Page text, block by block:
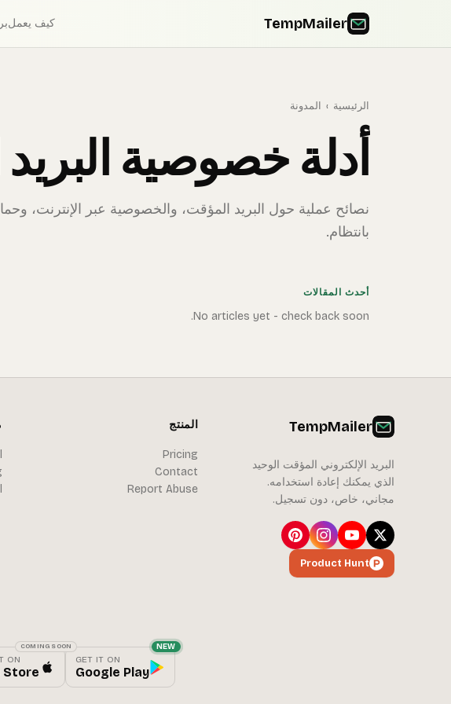
TempMailer كيف يعمل
الرئيسية › المدونة
أدلة خصوصية البريد
نصائح عملية حول البريد المؤقت، والخصوصية عبر الإنترنت،
بانتظام.
أحدث المقالات
No articles yet - check back soon.
TempMailer
البريد الإلكتروني المؤقت الوحيد
الذي يمكنك إعادة استخدامه.
مجاني، خاص، دون تسجيل.
Product Hunt
المنتج
Pricing
Contact
Report Abuse
GET IT ON
Google Play
NEW
ON
Store
COMING SOON